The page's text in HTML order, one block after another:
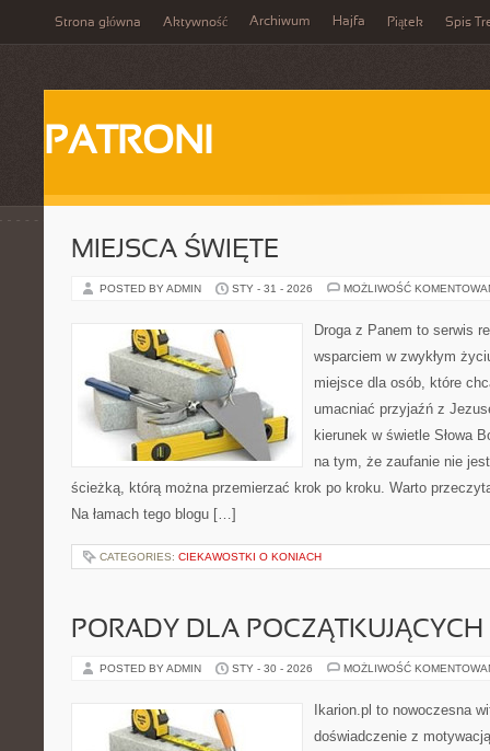
Strona główna Aktywność Archiwum Hajfa Piątek Spis
PATRONI
MIEJSCA ŚWIĘTE
POSTED BY ADMIN STY - 31 - 2026 MOŻLIWOŚĆ
Droga z Panem to serwis
wsparciem w zwykłym
miejsce dla osób, które
umacniać przyjaźń z
kierunek w świetle Słowa
na tym, że zaufanie nie
ścieżką, którą można przemierzać krok po kroku. Warto
Na łamach tego blogu […]
CATEGORIES: CIEKAWOSTKI O KONIACH
PORADY DLA
POSTED BY ADMIN STY - 30 - 2026 MOŻLIWOŚĆ
Ikarion.pl to nowoczesna
doświadczenie z